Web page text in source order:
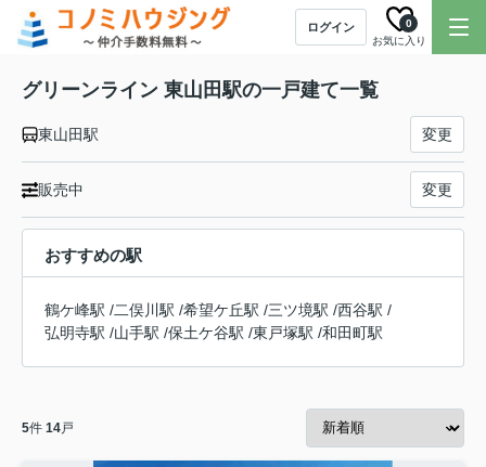
ログイン
お気に入り
0
グリーンライン 東山田駅の一戸建て一覧
東山田駅 変更
販売中 変更
おすすめの駅
鶴ケ峰駅 /二俣川駅 /希望ケ丘駅 /三ツ境駅 /西谷駅 /
弘明寺駅 /山手駅 /保土ケ谷駅 /東戸塚駅 /和田町駅
5件 14戸